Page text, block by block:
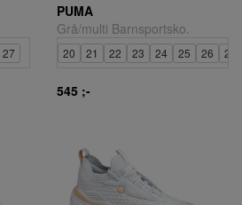
27
PUMA
Grå/multi Barnsportsko.
20 21 22 23 24 25 26 27
545 ;-